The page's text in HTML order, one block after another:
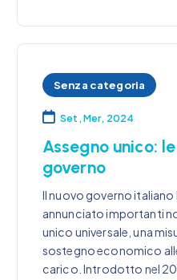
Senza categoria
Set, Mer, 2024
Assegno unico:
governo
Il nuovo governo
annunciato importanti
unico universale, una
sostegno economico
carico. Introdotto nel